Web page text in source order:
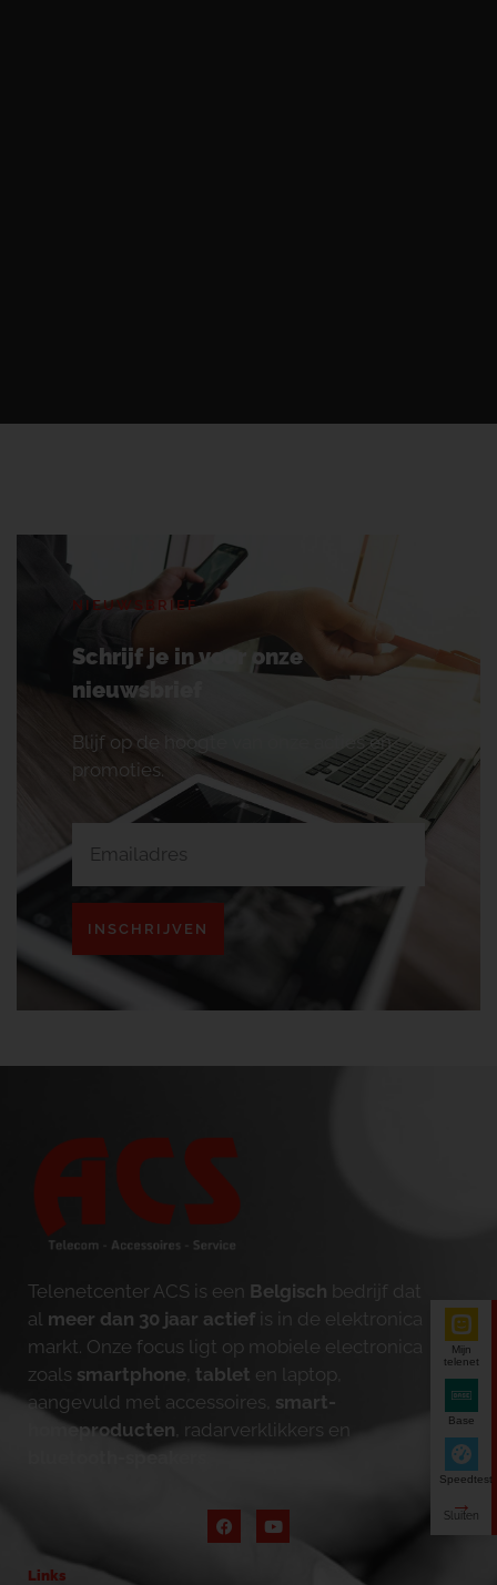
NIEUWSBRIEF
Schrijf je in voor onze
nieuwsbrief
Blijf op de hoogte van onze acties en
promoties.
INSCHRIJVEN
Telenetcenter ACS is een Belgisch bedrijf dat
al meer dan 30 jaar actief is in de elektronica
markt. Onze focus ligt op mobiele electronica
zoals smartphone tablet en laptop,
aangevuld met accessoires, smart-
homeproducten , radarverklikkers en
bluetooth-speakers
Links
Mijn
telenet
Base
Speedtest